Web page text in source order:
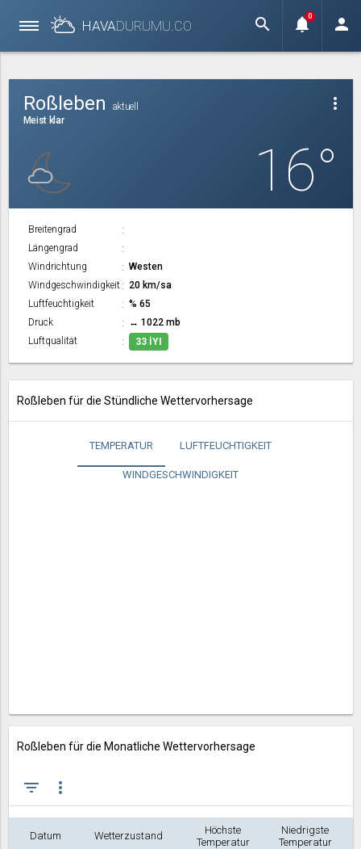
HAVADURUMU.CO search notifications
0 person
more_vert
Roßleben
aktuell
Meist klar
16°
Breitengrad
Längengrad
Windrichtung
Westen
Windgeschwindigkeit
20 km/sa
Luftfeuchtigkeit
% 65
Druck
↔ 1022 mb
Luftqualität
33 İYI
Roßleben für die Stündliche Wettervorhersage
TEMPERATUR LUFTFEUCHTIGKEIT
WINDGESCHWINDIGKEIT
Roßleben für die Monatliche Wettervorhersage
filter_list more_vert
Datum Wetterzustand
Höchste
Temperatur
Niedrigste
Temperatur